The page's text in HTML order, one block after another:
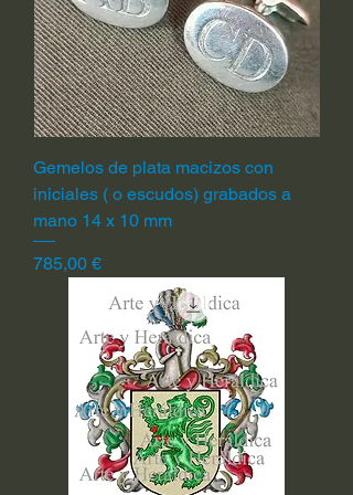
Gemelos de plata macizos con
iniciales ( o escudos) grabados a
mano 14 x 10 mm
Precio
785,00 €